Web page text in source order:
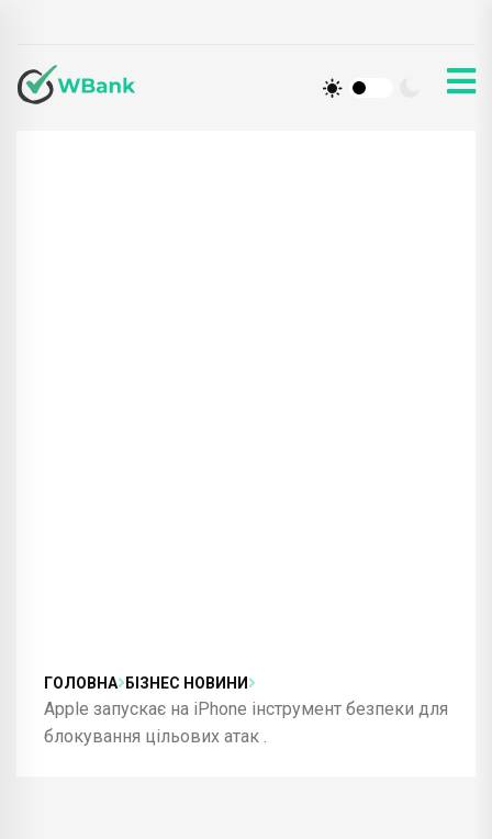
ГОЛОВНА БІЗНЕС НОВИНИ
Apple запускає на iPhone інструмент безпеки для
блокування цільових атак .